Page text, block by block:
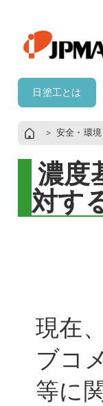
日塗工とは
＞ 安全・環
濃度
対す
現在
ブコ
等に